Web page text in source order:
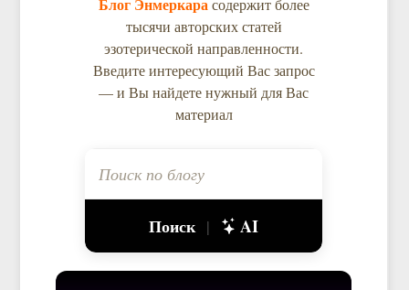
Блог Энмеркара содержит более
тысячи авторских статей
эзотерической направленности.
Введите интересующий Вас запрос
— и Вы найдете нужный для Вас
материал
Поиск | AI